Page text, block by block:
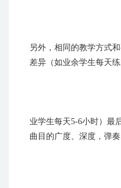
另外，相同的教学方式
差异（如业余学生每天
业学生每天5-6小时）最
曲目的广度、深度，弹奏